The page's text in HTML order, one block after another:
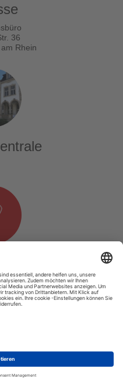
36
Rhein
Mail
14 25
Rechte Vorbehalten
RSS